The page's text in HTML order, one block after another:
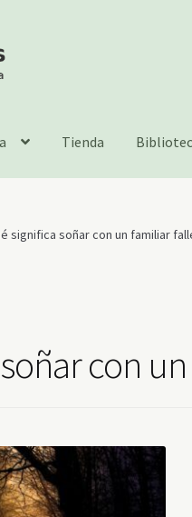
Tienda
significa soñar con un familiar
con